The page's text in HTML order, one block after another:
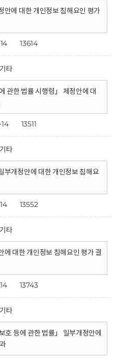
안에 대한 개인정보 침해요인 평가
13614
기타
관한 법률 시행령」 제정안에 대
13511
기타
부개정안에 대한 개인정보 침해요
13552
기타
에 대한 개인정보 침해요인 평가 결
13743
기타
호 등에 관한 법률」 일부개정안에